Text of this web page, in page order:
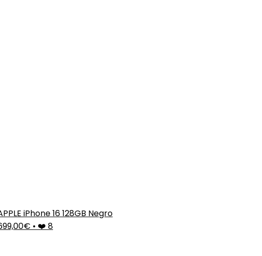
iPhone 16 128GB Negro
• ❤️ 8